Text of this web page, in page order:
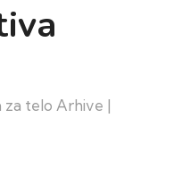
za telo Arhive |